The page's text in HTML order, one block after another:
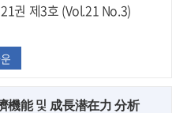
권 제3호 (Vol.21 No.3)
機能 및 成長潜在力 分析